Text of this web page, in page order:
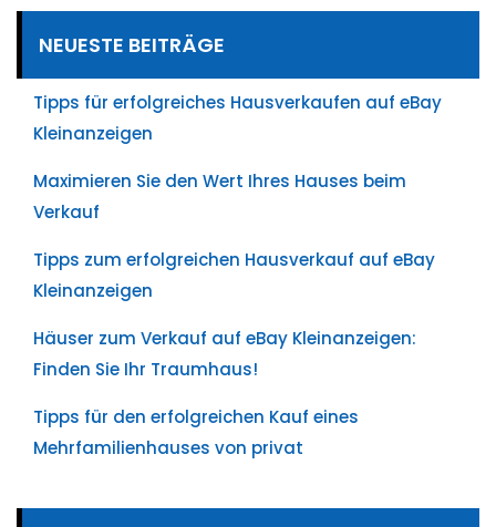
NEUESTE BEITRÄGE
Tipps für erfolgreiches Hausverkaufen auf eBay
Kleinanzeigen
Maximieren Sie den Wert Ihres Hauses beim
Verkauf
Tipps zum erfolgreichen Hausverkauf auf eBay
Kleinanzeigen
Häuser zum Verkauf auf eBay Kleinanzeigen:
Finden Sie Ihr Traumhaus!
Tipps für den erfolgreichen Kauf eines
Mehrfamilienhauses von privat